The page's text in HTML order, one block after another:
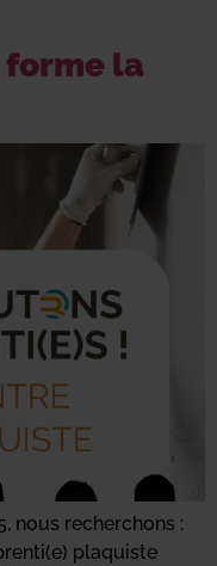
forme la
nous recherchons :
plaquiste